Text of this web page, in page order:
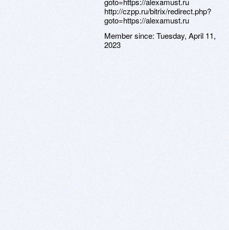
Member since: Tuesday, April 11,
2023